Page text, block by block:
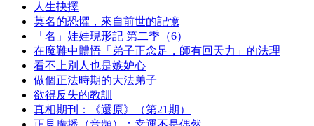
人生抉擇
莫名的恐懼，來自前世的記憶
「名」娃娃現形記 第二季（6）
在魔難中體悟「弟子正念足，師有回天力」的法理
看不上別人也是嫉妒心
做個正法時期的大法弟子
欲得反失的教訓
真相期刊：《還原》（第21期）